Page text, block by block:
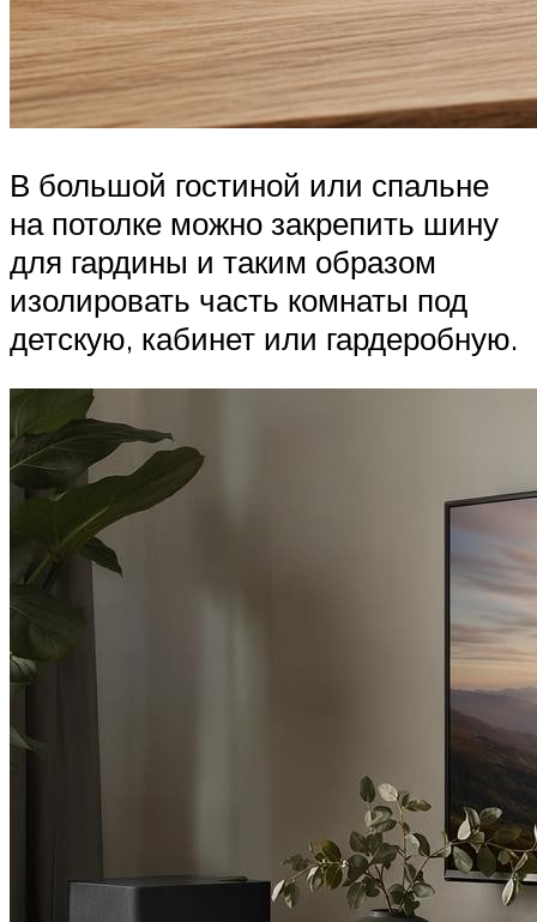
В большой гостиной или спальне
на потолке можно закрепить шину
для гардины и таким образом
изолировать часть комнаты под
детскую, кабинет или гардеробную.